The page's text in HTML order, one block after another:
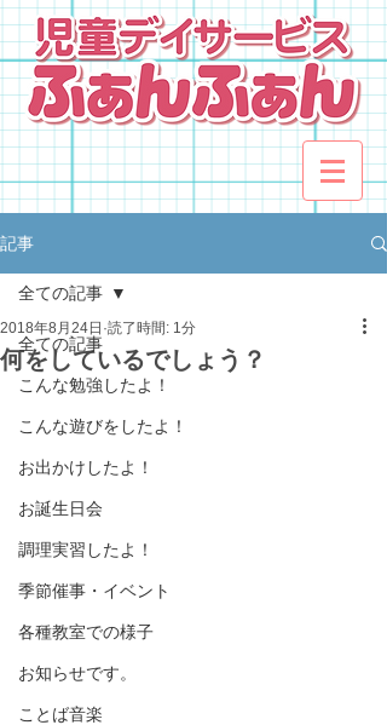
記事
全ての記事
こんな勉強したよ！
こんな遊びをしたよ！
お出かけしたよ！
お誕生日会
調理実習したよ！
季節催事・イベント
各種教室での様子
お知らせです。
ことば音楽
全ての記事
何をしているでしょう？
2018年8月24日 読了時間: 1分